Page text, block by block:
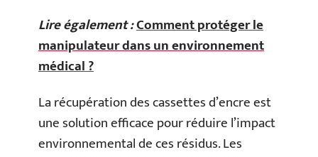
Lire également :Comment protéger le
manipulateur dans un environnement
médical ?
La récupération des cassettes d’encre est
une solution efficace pour réduire l’impact
environnemental de ces résidus. Les